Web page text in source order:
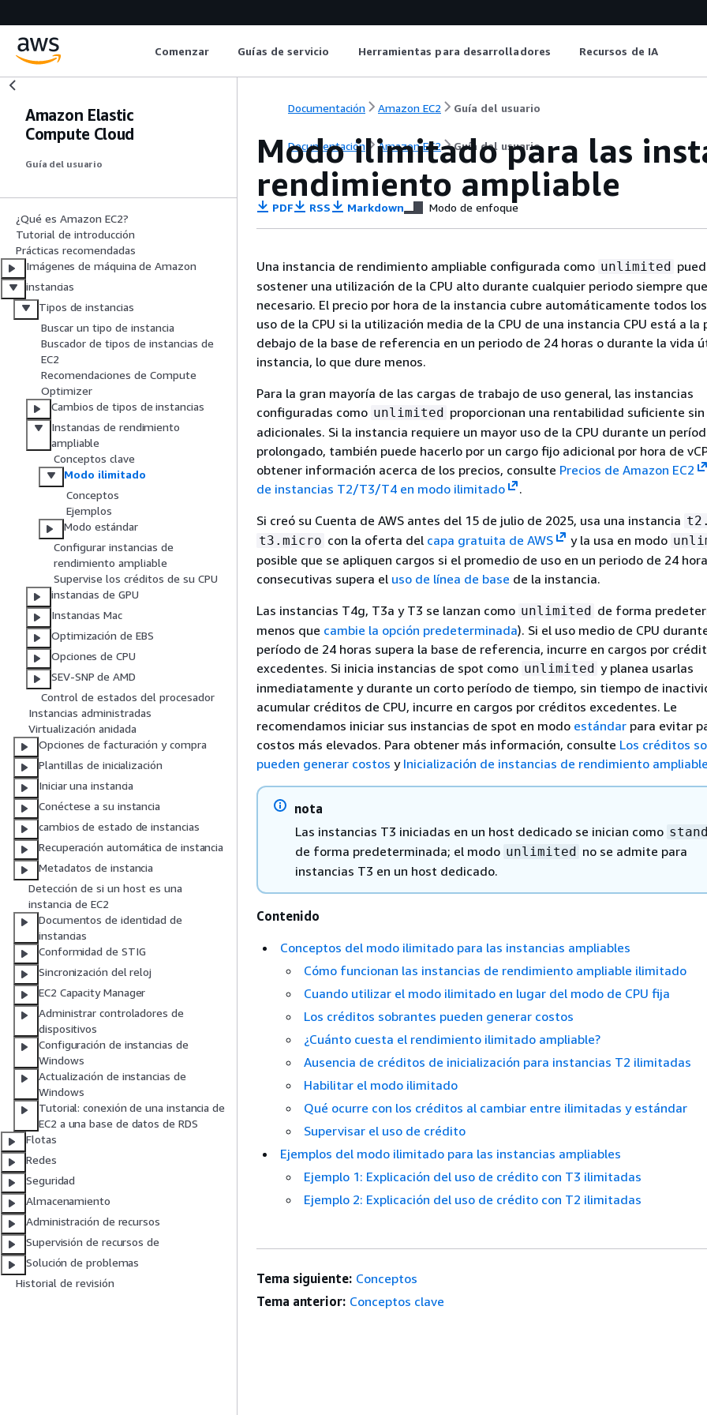
Comenzar Guías de servicio Herramientas para desarrolladores Recursos de IA
Amazon Elastic
Compute Cloud
Guía del usuario
¿Qué es Amazon EC2?
Tutorial de introducción
Prácticas recomendadas
Imágenes de máquina de Amazon
instancias
Tipos de instancias
Buscar un tipo de instancia
Buscador de tipos de instancias de
EC2
Recomendaciones de Compute
Optimizer
Cambios de tipos de instancias
Instancias de rendimiento
ampliable
Conceptos clave
Modo ilimitado
Conceptos
Ejemplos
Modo estándar
Configurar instancias de
rendimiento ampliable
Supervise los créditos de su CPU
instancias de GPU
Instancias Mac
Optimización de EBS
Opciones de CPU
SEV-SNP de AMD
Control de estados del procesador
Instancias administradas
Virtualización anidada
Opciones de facturación y compra
Plantillas de inicialización
Iniciar una instancia
Conéctese a su instancia
cambios de estado de instancias
Recuperación automática de instancia
Metadatos de instancia
Detección de si un host es una
instancia de EC2
Documentos de identidad de
instancias
Conformidad de STIG
Sincronización del reloj
EC2 Capacity Manager
Administrar controladores de
dispositivos
Configuración de instancias de
Windows
Actualización de instancias de
Windows
Tutorial: conexión de una instancia de
EC2 a una base de datos de RDS
Flotas
Redes
Seguridad
Almacenamiento
Administración de recursos
Supervisión de recursos de
Solución de problemas
Historial de revisión
Documentación Amazon EC2 Guía del usuario
Documentación Amazon EC2 Guía del usuario
Modo ilimitado para las
rendimiento ampliable
PDF RSS Markdown Modo de enfoque
Una instancia de rendimiento ampliable configurada como unlimited
sostener una utilización de la CPU alto durante cualquier periodo siempre
necesario. El precio por hora de la instancia cubre automáticamente todos
uso de la CPU si la utilización media de la CPU de una instancia CPU está a la
debajo de la base de referencia en un periodo de 24 horas o durante la vida
instancia, lo que dure menos.
Para la gran mayoría de las cargas de trabajo de uso general, las instancias
configuradas como unlimited proporcionan una rentabilidad suficiente sin
adicionales. Si la instancia requiere un mayor uso de la CPU durante un
prolongado, también puede hacerlo por un cargo fijo adicional por hora de
obtener información acerca de los precios, consulte Precios de Amazon EC2
de instancias T2/T3/T4 en modo ilimitado
.
Si creó su Cuenta de AWS antes del 15 de julio de 2025, usa una instancia
t3.micro con la oferta del capa gratuita de AWS y la usa en modo
posible que se apliquen cargos si el promedio de uso en un periodo de 24
consecutivas supera el uso de línea de base de la instancia.
Las instancias T4g, T3a y T3 se lanzan como unlimited de forma
menos que cambie la opción predeterminada). Si el uso medio de CPU
período de 24 horas supera la base de referencia, incurre en cargos por
excedentes. Si inicia instancias de spot como unlimited y planea usarlas
inmediatamente y durante un corto período de tiempo, sin tiempo de
acumular créditos de CPU, incurre en cargos por créditos excedentes. Le
recomendamos iniciar sus instancias de spot en modo estándar para evitar
costos más elevados. Para obtener más información, consulte Los créditos
pueden generar costos y Inicialización de instancias de rendimiento ampliable
nota
Las instancias T3 iniciadas en un host dedicado se inician como
de forma predeterminada; el modo unlimited no se admite para
instancias T3 en un host dedicado.
Contenido
Conceptos del modo ilimitado para las instancias ampliables
Cómo funcionan las instancias de rendimiento ampliable ilimitado
Cuando utilizar el modo ilimitado en lugar del modo de CPU fija
Los créditos sobrantes pueden generar costos
¿Cuánto cuesta el rendimiento ilimitado ampliable?
Ausencia de créditos de inicialización para instancias T2 ilimitadas
Habilitar el modo ilimitado
Qué ocurre con los créditos al cambiar entre ilimitadas y estándar
Supervisar el uso de crédito
Ejemplos del modo ilimitado para las instancias ampliables
Ejemplo 1: Explicación del uso de crédito con T3 ilimitadas
Ejemplo 2: Explicación del uso de crédito con T2 ilimitadas
Tema siguiente: Conceptos
Tema anterior: Conceptos clave